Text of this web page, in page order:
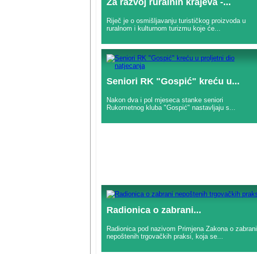
Za razvoj ruralnih krajeva -...
Riječ je o osmišljavanju turističkog proizvoda u
ruralnom i kulturnom turizmu koje će...
Seniori RK "Gospić" kreću u...
Nakon dva i pol mjeseca stanke seniori
Rukometnog kluba "Gospić" nastavljaju s...
Radionica o zabrani...
Radionica pod nazivom Primjena Zakona o zabrani
nepoštenih trgovačkih praksi, koja se...